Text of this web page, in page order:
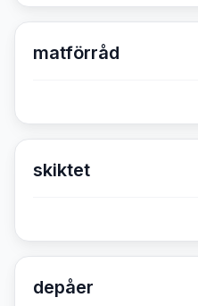
matförråd
skiktet
depåer